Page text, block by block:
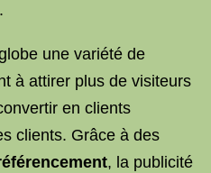
une variété de
à attirer plus de visiteurs
en clients
clients. Grâce à des
, la publicité